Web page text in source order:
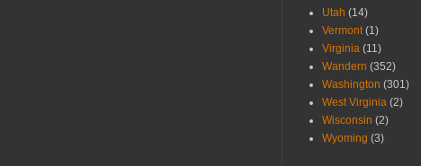
Utah (14)
Vermont (1)
Virginia (11)
Wandern (352)
Washington (301)
West Virginia (2)
Wisconsin (2)
Wyoming (3)